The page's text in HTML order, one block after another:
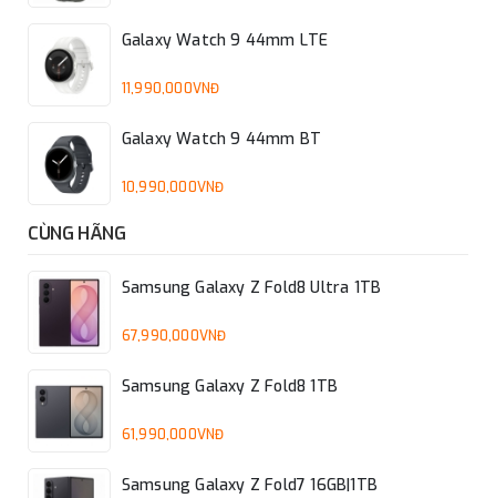
Galaxy Watch 9 44mm LTE
11,990,000VNĐ
Galaxy Watch 9 44mm BT
10,990,000VNĐ
CÙNG HÃNG
Samsung Galaxy Z Fold8 Ultra 1TB
67,990,000VNĐ
Samsung Galaxy Z Fold8 1TB
61,990,000VNĐ
Samsung Galaxy Z Fold7 16GB|1TB